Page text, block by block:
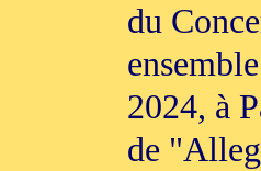
du
2024, à
de